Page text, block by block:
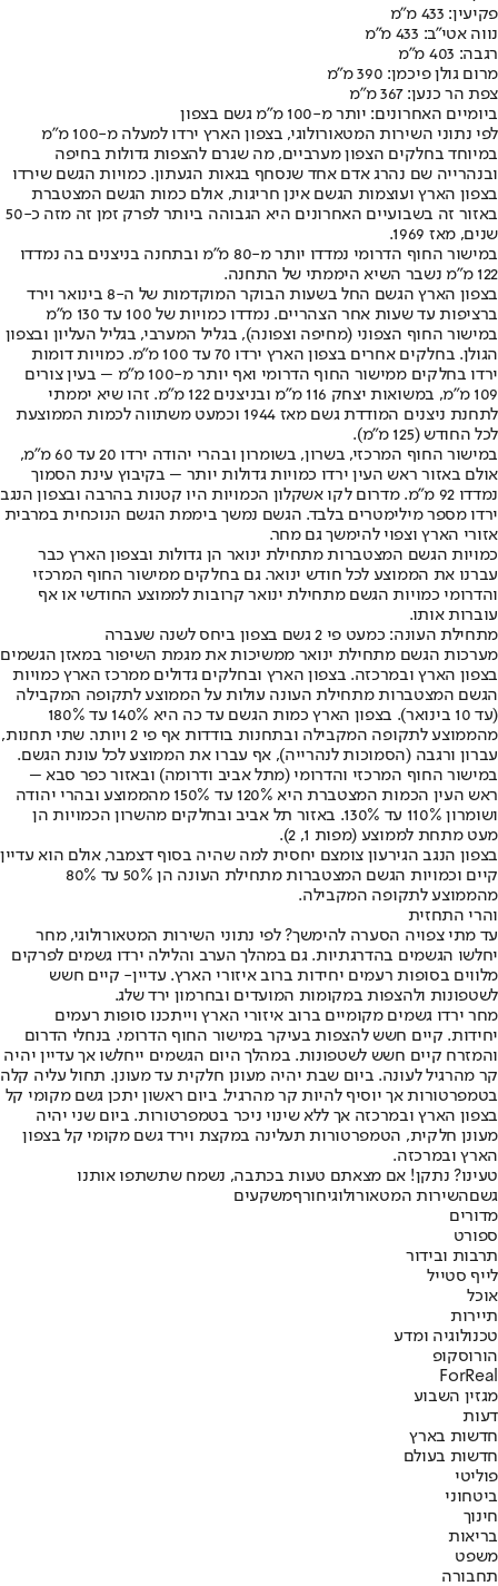
פקיעין: 433 מ"מ
נווה אטי"ב: 433 מ"מ
רגבה: 403 מ"מ
מרום גולן פיכמן: 390 מ"מ
צפת הר כנען: 367 מ"מ
ביומיים האחרונים: יותר מ-100 מ"מ גשם בצפון
לפי נתוני השירות המטאורולוגי, בצפון הארץ ירדו למעלה מ-100 מ"מ
במיוחד בחלקים הצפון מערביים, מה שגרם להצפות גדולות בחיפה
ובנהרייה שם נהרג אדם אחד שנסחף בגאות הגעתון. כמויות הגשם שירדו
בצפון הארץ ועוצמות הגשם אינן חריגות, אולם כמות הגשם המצטברת
באזור זה בשבועיים האחרונים היא הגבוהה ביותר לפרק זמן זה מזה כ-50
שנים, מאז 1969.
במישור החוף הדרומי נמדדו יותר מ-80 מ"מ ובתחנה בניצנים בה נמדדו
122 מ"מ נשבר השיא היממתי של התחנה.
בצפון הארץ הגשם החל בשעות הבוקר המוקדמות של ה-8 בינואר וירד
ברציפות עד שעות אחר הצהריים. נמדדו כמויות של 100 עד 130 מ"מ
במישור החוף הצפוני (מחיפה וצפונה), בגליל המערבי, בגליל העליון ובצפון
הגולן. בחלקים אחרים בצפון הארץ ירדו 70 עד 100 מ"מ. כמויות דומות
ירדו בחלקים ממישור החוף הדרומי ואף יותר מ-100 מ"מ – בעין צורים
109 מ"מ, במשואות יצחק 116 מ"מ ובניצנים 122 מ"מ. זהו שיא יממתי
לתחנת ניצנים המודדת גשם מאז 1944 וכמעט משתווה לכמות הממוצעת
לכל החודש (125 מ"מ).
במישור החוף המרכזי, בשרון, בשומרון ובהרי יהודה ירדו 20 עד 60 מ"מ,
אולם באזור ראש העין ירדו כמויות גדולות יותר – בקיבוץ עינת הסמוך
נמדדו 92 מ"מ. מדרום לקו אשקלון הכמויות היו קטנות בהרבה ובצפון הנגב
ירדו מספר מילימטרים בלבד. הגשם נמשך ביממת הגשם הנוכחית במרבית
אזורי הארץ וצפוי להימשך גם מחר.
כמויות הגשם המצטברות מתחילת ינואר הן גדולות ובצפון הארץ כבר
עברנו את הממוצע לכל חודש ינואר. גם בחלקים ממישור החוף המרכזי
והדרומי כמויות הגשם מתחילת ינואר קרובות לממוצע החודשי או אף
עוברות אותו.
מתחילת העונה: כמעט פי 2 גשם בצפון ביחס לשנה שעברה
מערכות הגשם מתחילת ינואר ממשיכות את מגמת השיפור במאזן הגשמים
בצפון הארץ ובמרכזה. בצפון הארץ ובחלקים גדולים ממרכז הארץ כמויות
הגשם המצטברות מתחילת העונה עולות על הממוצע לתקופה המקבילה
(עד 10 בינואר). בצפון הארץ כמות הגשם עד כה היא 140% עד 180%
מהממוצע לתקופה המקבילה ובתחנות בודדות אף פי 2 ויותר. שתי תחנות,
עברון ורגבה (הסמוכות לנהרייה), אף עברו את הממוצע לכל עונת הגשם.
במישור החוף המרכזי והדרומי (מתל אביב ודרומה) ובאזור כפר סבא –
ראש העין הכמות המצטברת היא 120% עד 150% מהממוצע ובהרי יהודה
ושומרון 110% עד 130%. באזור תל אביב ובחלקים מהשרון הכמויות הן
מעט מתחת לממוצע (מפות 1, 2).
בצפון הנגב הגירעון צומצם יחסית למה שהיה בסוף דצמבר, אולם הוא עדיין
קיים וכמויות הגשם המצטברות מתחילת העונה הן 50% עד 80%
מהממוצע לתקופה המקבילה.
והרי התחזית
עד מתי צפויה הסערה להימשך? לפי נתוני השירות המטאורולוגי, מחר
יחלשו הגשמים בהדרגתיות. גם במהלך הערב והלילה ירדו גשמים לפרקים
מלווים בסופות רעמים יחידות ברוב איזורי הארץ. עדיין- קיים חשש
לשטפונות ולהצפות במקומות המועדים ובחרמון ירד שלג.
מחר ירדו גשמים מקומיים ברוב איזורי הארץ וייתכנו סופות רעמים
יחידות. קיים חשש להצפות בעיקר במישור החוף הדרומי. בנחלי הדרום
והמזרח קיים חשש לשטפונות. במהלך היום הגשמים ייחלשו אך עדיין יהיה
קר מהרגיל לעונה. ביום שבת יהיה מעונן חלקית עד מעונן. תחול עליה קלה
בטמפרטורות אך יוסיף להיות קר מהרגיל. ביום ראשון יתכן גשם מקומי קל
בצפון הארץ ובמרכזה אך ללא שינוי ניכר בטמפרטורות. ביום שני יהיה
מעונן חלקית, הטמפרטורות תעלינה במקצת וירד גשם מקומי קל בצפון
הארץ ובמרכזה.
טעינו? נתקן! אם מצאתם טעות בכתבה, נשמח שתשתפו אותנו
גשםהשירות המטאורולוגיחורףמשקעים
מדורים
ספורט
תרבות ובידור
לייף סטייל
אוכל
תיירות
טכנולוגיה ומדע
הורוסקופ
ForReal
מגזין השבוע
דעות
חדשות בארץ
חדשות בעולם
פוליטי
ביטחוני
חינוך
בריאות
משפט
תחבורה